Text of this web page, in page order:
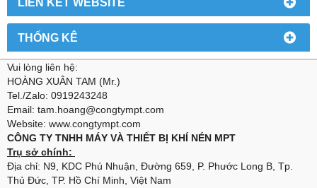
THỐNG KÊ
Vui lòng liên hệ:
HOÀNG XUÂN TAM (Mr.)
Tel./Zalo: 0919243248
Email: tam.hoang@congtympt.com
Website: www.congtympt.com
CÔNG TY TNHH MÁY VÀ THIẾT BỊ KHÍ NÉN MPT
Trụ sở chính:
Địa chỉ: N9, KDC Phú Nhuận, Đường 659, P. Phước Long B, Tp.
Thủ Đức, TP. Hồ Chí Minh, Việt Nam